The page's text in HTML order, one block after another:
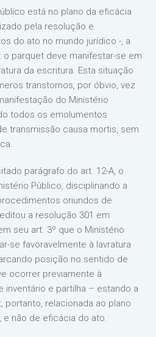
está no plano da eficácia
pela resolução e
do ato no mundo jurídico -, a
o parquet deve manifestar-se em
da escritura. Esta situação
transtornos, por óbvio, vez
do Ministério
todos os emolumentos
transmissão causa mortis, sem
parágrafo do art. 12-A, o
Público, disciplinando a
oriundos de
a resolução 301 em
seu art. 3º que o Ministério
se favoravelmente à lavratura
posição no sentido de
ocorrer previamente à
inventário e partilha – estando a
portanto, relacionada ao plano
e não de eficácia do ato.